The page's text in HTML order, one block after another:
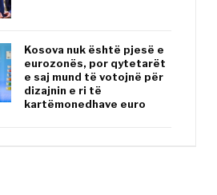
Kosova nuk është pjesë e
eurozonës, por qytetarët
e saj mund të votojnë për
dizajnin e ri të
kartëmonedhave euro